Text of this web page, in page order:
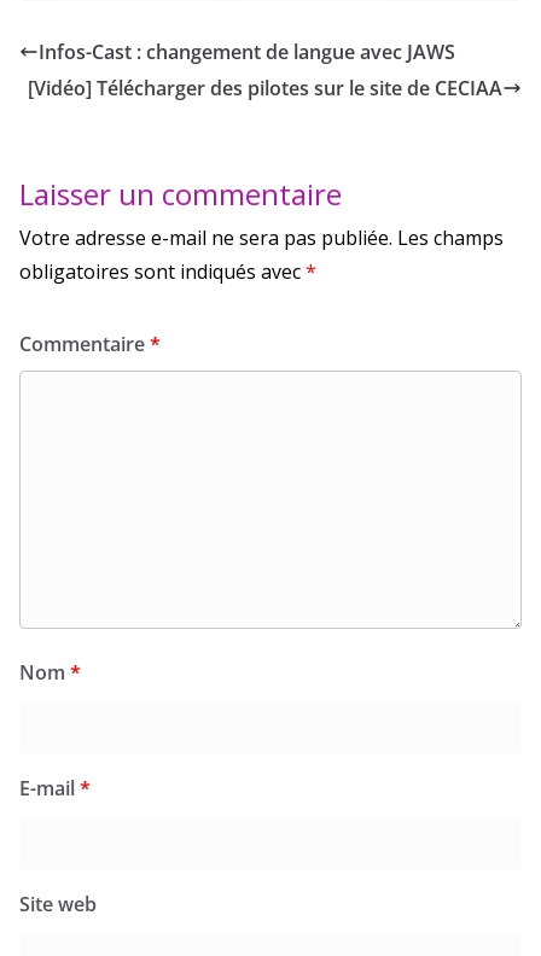
Infos-Cast : changement de langue avec JAWS
[Vidéo] Télécharger des pilotes sur le site de CECIAA
Laisser un commentaire
Votre adresse e-mail ne sera pas publiée. Les champs
obligatoires sont indiqués avec*
Commentaire*
Nom *
E-mail*
Site web